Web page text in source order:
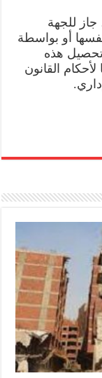
جاز للجهة
أو بواسطة
تحصيل هذه
القانون